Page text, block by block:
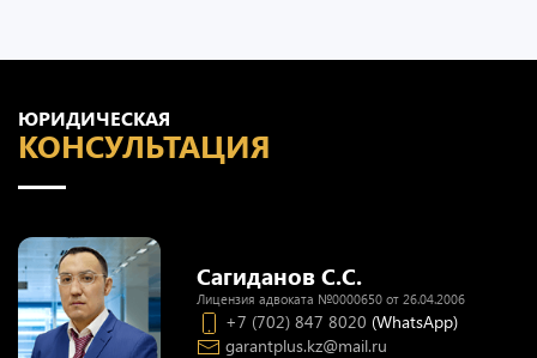
ЮРИДИЧЕСКАЯ
КОНСУЛЬТАЦИЯ
Сагиданов С.С.
Лицензия адвоката №0000650 от 26.04.2006
+7 (702) 847 8020 (WhatsApp)
garantplus.kz@mail.ru